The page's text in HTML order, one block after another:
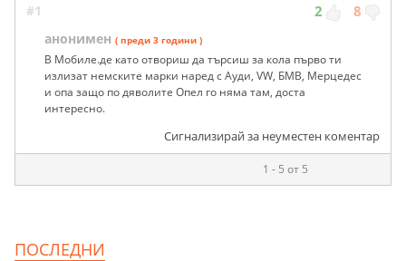
#1 2 8
анонимен ( преди 3 години )
В Мобиле.де като отвориш да търсиш за кола първо ти
излизат немските марки наред с Ауди, VW, БМВ, Мерцедес
и опа защо по дяволите Опел го няма там, доста
интересно.
Сигнализирай за неуместен коментар
1 - 5 от 5
ПОСЛЕДНИ